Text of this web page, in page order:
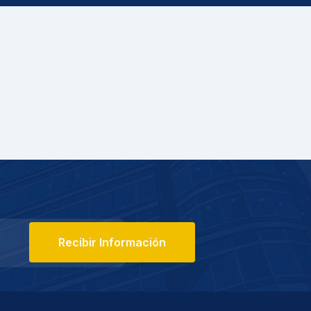
Recibir Información